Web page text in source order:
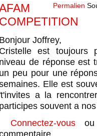
Permalien
COMPETITION
Bonjour Joffrey,
Cristelle est toujours
niveau de réponse est
un peu pour une
Elle est
't'invites a la
participes souvent a
Connectez-vous